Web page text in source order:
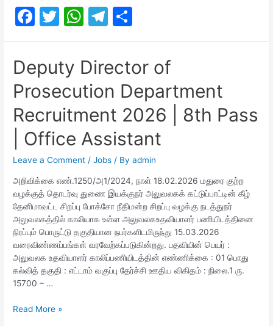
Corporation
Recruitment
F
a
e
b
o
o
k
T
w
itt
er
W
h
at
s
A
p
p
T
el
gr
a
m
h
e
Deputy Director of
Prosecution Department
Recruitment 2026 | 8th Pass
| Office Assistant
Leave a Comment /Jobs / Byadmin
அறிவிக்கை எண்.1250/அ1/2024, நாள் 18.02.2026 மதுரை குற்ற
வழக்குத் தொடர்வு துணை இயக்குநர் அலுவலகக் கட்டுப்பாட்டின் கீழ்
தேனிமாவட்ட சிறப்பு போக்சோ நீதிமன்ற சிறப்பு வழக்கு நடத்துநர்
அலுவலகத்தில் காலியாக உள்ள அலுவலகஉதவியாளர் பணியிடத்தினை
நிரப்பும் பொருட்டு தகுதியான நபர்களிடமிருந்து 15.03.2026
வரைவிண்ணப்பங்கள் வரவேற்கப்படுகின்றது. பதவியின் பெயர் :
அலுவலக உதவியாளர் காலிப்பணியிடத்தின் எண்ணிக்கை : 01 பொது
கல்வித் தகுதி : எட்டாம் வகுப்பு தேர்ச்சி ஊதிய விகிதம் : நிலை.1 ரு.
15700 – …
Deputy
Read More »